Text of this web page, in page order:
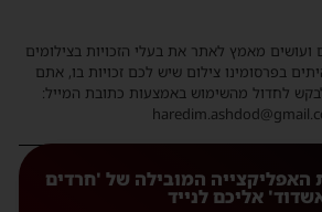
ועושים מאמץ לאתר את בעלי הזכויות בצילומים
בפרסומינו צילום שיש לכם זכויות בו, אתם
לחדול מהשימוש באמצעות כתובת המייל:
האפליקצייה המובילה של 'חרדים
אליכם לנייד